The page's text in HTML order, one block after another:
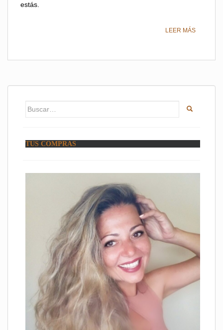
estás.
LEER MÁS
Buscar:
TUS COMPRAS